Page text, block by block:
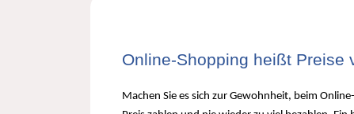
Online-Shopping heißt Preise
Machen Sie es sich zur Gewohnheit, beim